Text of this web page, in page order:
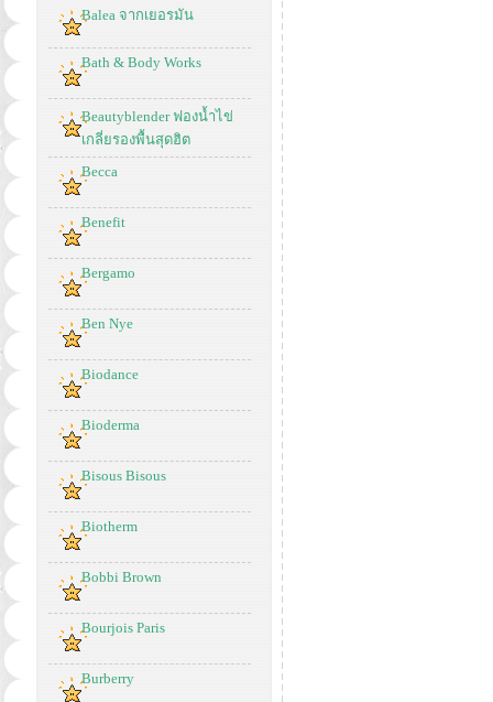
Balea จากเยอรมัน
Bath & Body Works
Beautyblender ฟองน้ำไข่
เกลี่ยรองพื้นสุดฮิต
Becca
Benefit
Bergamo
Ben Nye
Biodance
Bioderma
Bisous Bisous
Biotherm
Bobbi Brown
Bourjois Paris
Burberry